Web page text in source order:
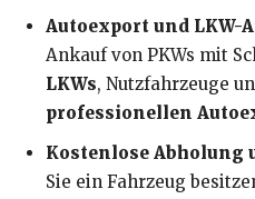
Autoexport und LKW-
Ankauf von PKWs mit
LKWs, Nutzfahrzeuge
professionellen
Kostenlose Abholung
Sie ein Fahrzeug